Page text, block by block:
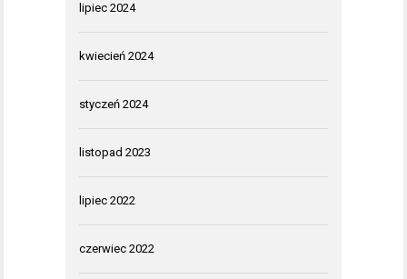
lipiec 2024
kwiecień 2024
styczeń 2024
listopad 2023
lipiec 2022
czerwiec 2022